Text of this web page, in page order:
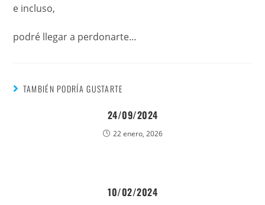
e incluso,
podré llegar a perdonarte…
TAMBIÉN PODRÍA GUSTARTE
24/09/2024
22 enero, 2026
10/02/2024